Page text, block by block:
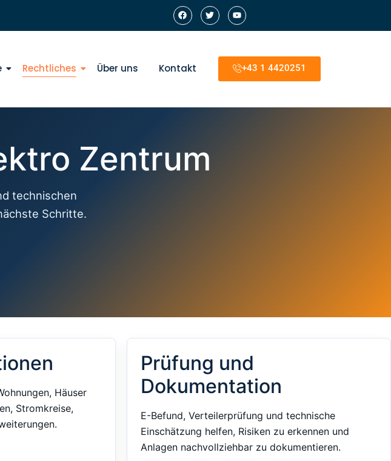
Rechtliches Über uns Kontakt +43 1 4420251
Zentrum
technischen
Schritte.
Häuser
Stromkreise,
Prüfung und
Dokumentation
E-Befund, Verteilerprüfung und technische
Einschätzung helfen, Risiken zu erkennen und
Anlagen nachvollziehbar zu dokumentieren.